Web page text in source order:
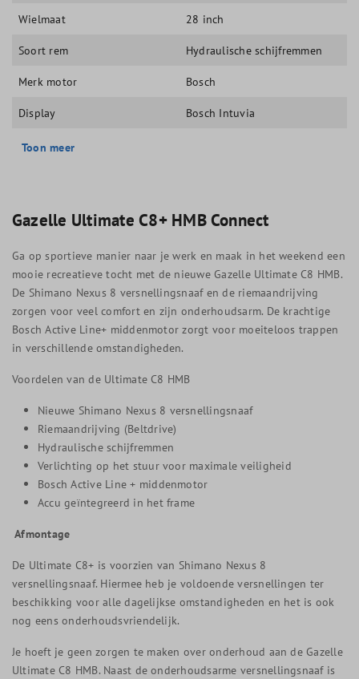
Wielmaat 28 inch
Soort rem Hydraulische schijfremmen
Merk motor Bosch
Display Bosch Intuvia
Toon meer
Gazelle Ultimate C8+ HMB Connect
Ga op sportieve manier naar je werk en maak in het weekend een
mooie recreatieve tocht met de nieuwe Gazelle Ultimate C8 HMB.
De Shimano Nexus 8 versnellingsnaaf en de riemaandrijving
zorgen voor veel comfort en zijn onderhoudsarm. De krachtige
Bosch Active Line+ middenmotor zorgt voor moeiteloos trappen
in verschillende omstandigheden.
Voordelen van de Ultimate C8 HMB
Nieuwe Shimano Nexus 8 versnellingsnaaf
Riemaandrijving (Beltdrive)
Hydraulische schijfremmen
Verlichting op het stuur voor maximale veiligheid
Bosch Active Line + middenmotor
Accu geïntegreerd in het frame
Afmontage
De Ultimate C8+ is voorzien van Shimano Nexus 8
versnellingsnaaf. Hiermee heb je voldoende versnellingen ter
beschikking voor alle dagelijkse omstandigheden en het is ook
nog eens onderhoudsvriendelijk.
Je hoeft je geen zorgen te maken over onderhoud aan de Gazelle
Ultimate C8 HMB. Naast de onderhoudsarme versnellingsnaaf is